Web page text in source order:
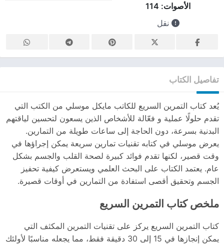
الأصوات: 114
نقل
تفاصيل الكتاب
يُعد كتاب التمرين السريع للكاتب مايكل موسلي من الكتب التي
تقدم حلولًا عملية و فعّالة للأشخاص الذين يسعون لتحسين لياقتهم
البدنية بسرعة، دون الحاجة إلى ساعات طويلة من التمارين.
يعرض موسلي في كتابه تقنيات تمارين سريعة يمكن إجراؤها في
وقت قصير، لكنها تقدم فوائد كبيرة لصحة القلب والجسم بشكل
عام. يعتمد الكتاب على البحث العلمي ويستعرض كيفية تحفيز
الجسم وتحقيق أقصى استفادة من التمارين في أوقات قصيرة.
ملخص كتاب التمرين السريع
كتاب التمرين السريع يركز على تقنيات التمرين المكثف التي
يمكن إنجازها في 15 إلى 30 دقيقة فقط، مما يجعله مناسبًا لأولئك